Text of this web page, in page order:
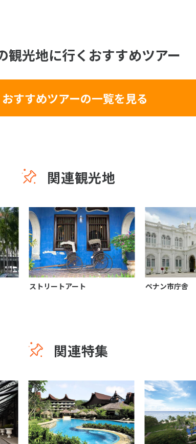
観光地に行くおすすめツアー
おすすめツアーの一覧を見る
関連観光地
ストリートアート ペナン市庁舎
関連特集